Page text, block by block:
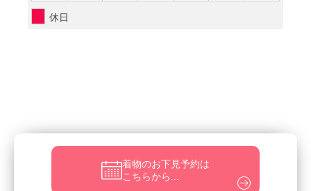
休日
着物のお下見予約は
こちらから...